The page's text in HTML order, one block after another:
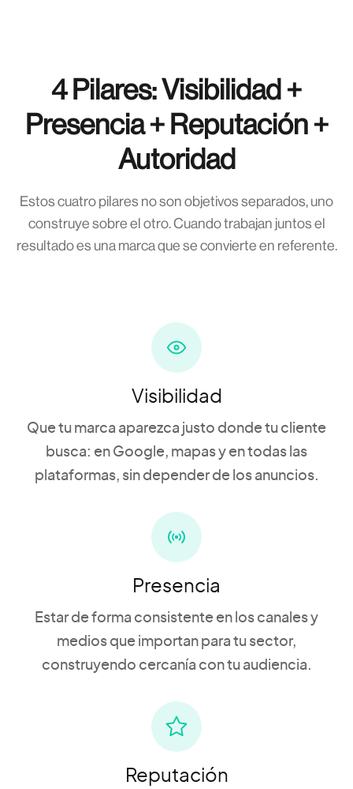
4 Pilares: Visibilidad +
Presencia + Reputación +
Autoridad
Estos cuatro pilares no son objetivos separados, uno
construye sobre el otro. Cuando trabajan juntos el
resultado es una marca que se convierte en referente.
Visibilidad
Que tu marca aparezca justo donde tu cliente
busca: en Google, mapas y en todas las
plataformas, sin depender de los anuncios.
Presencia
Estar de forma consistente en los canales y
medios que importan para tu sector,
construyendo cercanía con tu audiencia.
Reputación